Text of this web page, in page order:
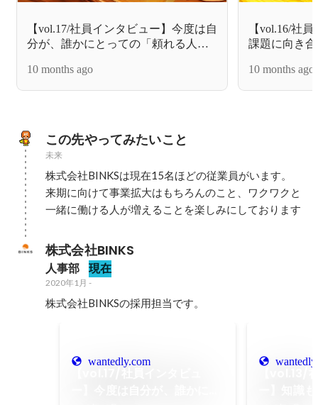
【vol.17/社員インタビュー】今度は自
分が、誰かにとっての「頼れる人
10 months ago
【vol.16/社
課題に向き
10 months ago
この先やってみたいこと
未来
株式会社BINKSは現在15名ほどの従業員がいます。
来期に向けて事業拡大はもちろんのこと、ワクワクと
一緒に働ける人が増えることを楽しみにしております
株式会社BINKS
人事部 現在
2020年1月 -
株式会社BINKSの採用担当です。
wantedly.com